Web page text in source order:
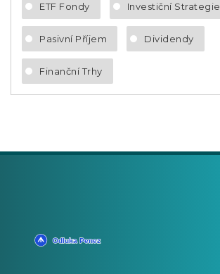
ETF Fondy Investiční Strategie
Pasivní Příjem Dividendy
Finanční Trhy